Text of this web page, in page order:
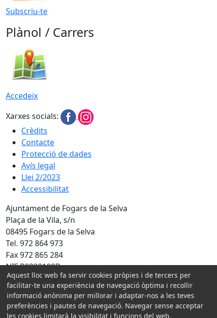
Subscriu-te
Plànol / Carrers
Accedeix
Xarxes socials:
Crèdits
Contacte
Protecció de dades
Avís legal
Llei 2/2023
Accessibilitat
Ajuntament de Fogars de la Selva
Plaça de la Vila, s/n
08495 Fogars de la Selva
Tel. 972 864 973
Fax 972 865 284
NIF P0808100B
Amb la col·laboració de:
Aquest lloc web fa servir cookies pròpies i de tercers per
facilitar-te una experiència de navegació òptima i recollir
informació anònima per millorar i adaptar-nos a les teves
preferències i pautes de navegació. Navegar sense acceptar
les cookies limitarà la visibilitat i funcions del web.